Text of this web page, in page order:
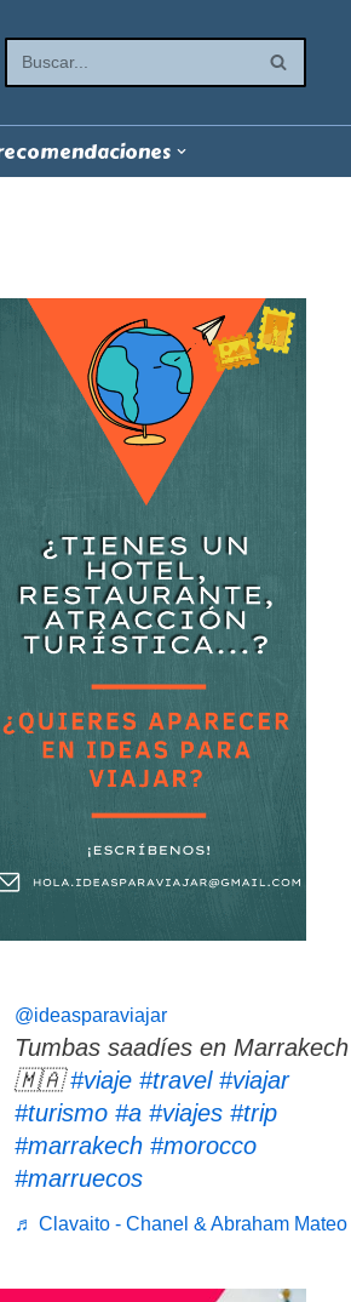
@ideasparaviajar
Tumbas saadíes en Marrakech
🇲🇦#viaje #travel #viajar
#turismo #a #viajes #trip
#marrakech #morocco
#marruecos
♬ Clavaito - Chanel & Abraham Mateo